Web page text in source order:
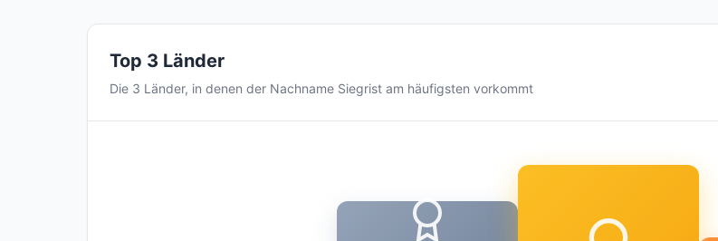
Top 3 Länder
Die 3 Länder, in denen der Nachname Siegrist am häufigsten vorkommt